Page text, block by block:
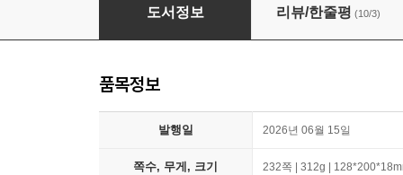
선을 넘는 북클럽
도서정보 리뷰/한줄평 (10/3)
품목정보
발행일 2026년 06월 15일
쪽수, 무게, 크기 232쪽 | 312g |